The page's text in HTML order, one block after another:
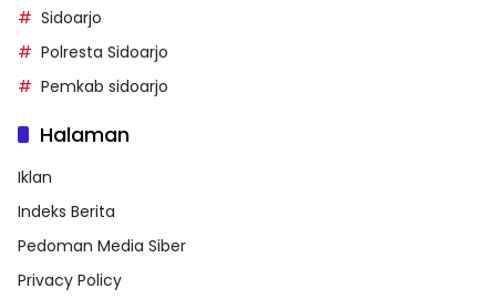
Sidoarjo
Polresta Sidoarjo
Pemkab sidoarjo
Halaman
Iklan
Indeks Berita
Pedoman Media Siber
Privacy Policy